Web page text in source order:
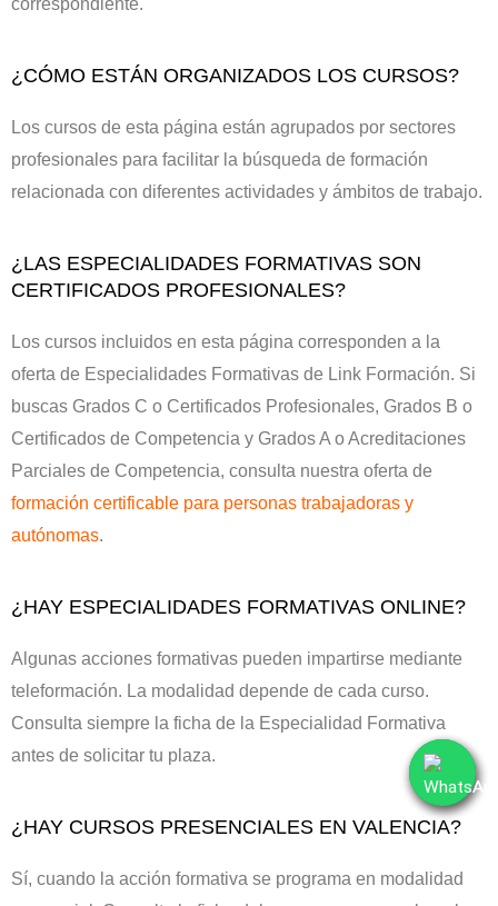
correspondiente.
¿CÓMO ESTÁN ORGANIZADOS LOS CURSOS?
Los cursos de esta página están agrupados por sectores
profesionales para facilitar la búsqueda de formación
relacionada con diferentes actividades y ámbitos de trabajo.
¿LAS ESPECIALIDADES FORMATIVAS SON
CERTIFICADOS PROFESIONALES?
Los cursos incluidos en esta página corresponden a la
oferta de Especialidades Formativas de Link Formación. Si
buscas Grados C o Certificados Profesionales, Grados B o
Certificados de Competencia y Grados A o Acreditaciones
Parciales de Competencia, consulta nuestra oferta de
formación certificable para personas trabajadoras y
autónomas.
¿HAY ESPECIALIDADES FORMATIVAS ONLINE?
Algunas acciones formativas pueden impartirse mediante
teleformación. La modalidad depende de cada curso.
Consulta siempre la ficha de la Especialidad Formativa
antes de solicitar tu plaza.
¿HAY CURSOS PRESENCIALES EN VALENCIA?
Sí, cuando la acción formativa se programa en modalidad